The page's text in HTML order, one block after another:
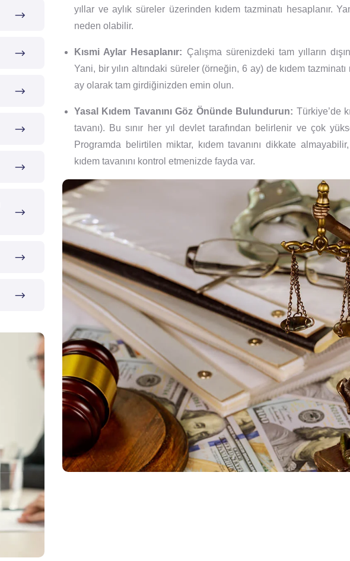
yıllar ve aylık süreler üzerinden kıdem tazminatı hesaplanır.
neden olabilir.
Kısmi Aylar Hesaplanır: Çalışma sürenizdeki tam yılların
Yani, bir yılın altındaki süreler (örneğin, 6 ay) de kıdem
ay olarak tam girdiğinizden emin olun.
Yasal Kıdem Tavanını Göz Önünde Bulundurun: Türkiye’de
tavanı). Bu sınır her yıl devlet tarafından belirlenir ve çok
Programda belirtilen miktar, kıdem tavanını dikkate
kıdem tavanını kontrol etmenizde fayda var.